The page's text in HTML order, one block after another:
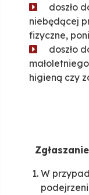
doszło
niebędącej
fizyczne,
doszło
higieną czy
W